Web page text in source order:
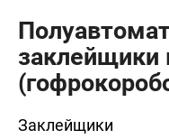
заклейщики
Заклейщики